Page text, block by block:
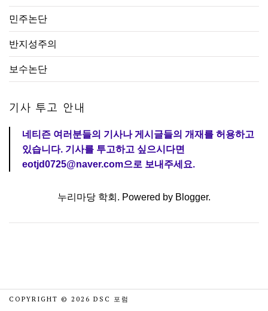
민주논단
반지성주의
보수논단
기사 투고 안내
네티즌 여러분들의 기사나 게시글들의 개재를 허용하고
있습니다. 기사를 투고하고 싶으시다면
eotjd0725@naver.com으로 보내주세요.
누리마당 학회. Powered by Blogger.
COPYRIGHT © 2026 DSC 포럼